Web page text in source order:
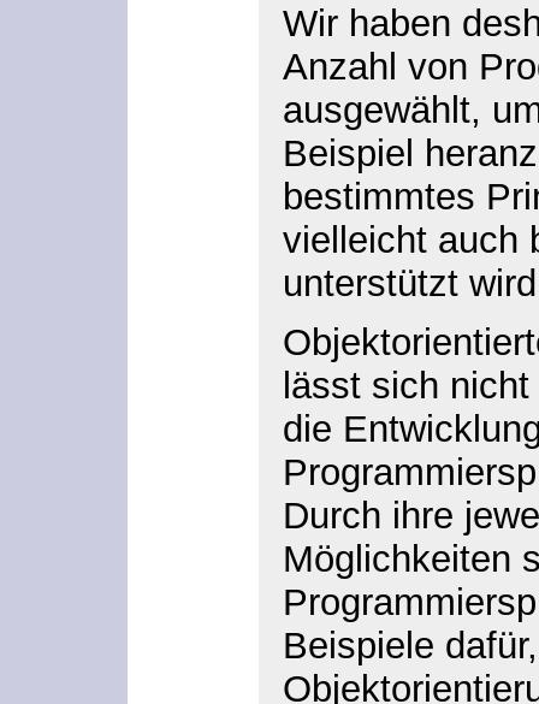
Wir haben
Anzahl von
ausgewählt,
Beispiel
bestimmtes
vielleicht auch
unterstützt
lässt sich
die
Durch ihre
Möglichkeiten
Beispiele